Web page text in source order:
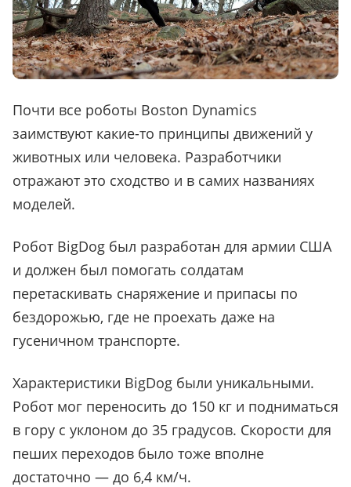
Почти все роботы Boston Dynamics
заимствуют какие-то принципы движений у
животных или человека. Разработчики
отражают это сходство и в самих названиях
моделей.
Робот BigDog был разработан для армии США
и должен был помогать солдатам
перетаскивать снаряжение и припасы по
бездорожью, где не проехать даже на
гусеничном транспорте.
Характеристики BigDog были уникальными.
Робот мог переносить до 150 кг и подниматься
в гору с уклоном до 35 градусов. Скорости для
пеших переходов было тоже вполне
достаточно — до 6,4 км/ч.